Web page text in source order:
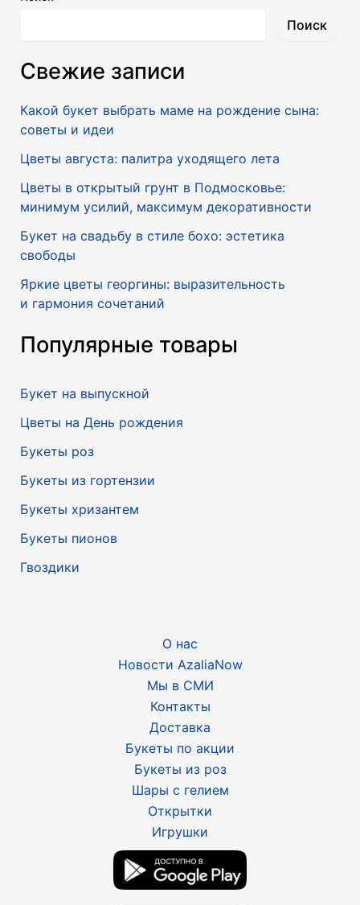
Поиск
Свежие записи
Какой букет выбрать маме на рождение сына:
советы и идеи
Цветы августа: палитра уходящего лета
Цветы в открытый грунт в Подмосковье:
минимум усилий, максимум декоративности
Букет на свадьбу в стиле бохо: эстетика
свободы
Яркие цветы георгины: выразительность
и гармония сочетаний
Популярные товары
Букет на выпускной
Цветы на День рождения
Букеты роз
Букеты из гортензии
Букеты хризантем
Букеты пионов
Гвоздики
О нас
Новости AzaliaNow
Мы в СМИ
Контакты
Доставка
Букеты по акции
Букеты из роз
Шары с гелием
Открытки
Игрушки